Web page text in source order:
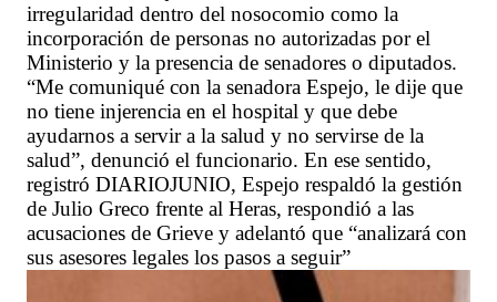
irregularidad dentro del nosocomio como la
incorporación de personas no autorizadas por el
Ministerio y la presencia de senadores o diputados.
“Me comuniqué con la senadora Espejo, le dije que
no tiene injerencia en el hospital y que debe
ayudarnos a servir a la salud y no servirse de la
salud”, denunció el funcionario. En ese sentido,
registró DIARIOJUNIO, Espejo respaldó la gestión
de Julio Greco frente al Heras, respondió a las
acusaciones de Grieve y adelantó que “analizará con
sus asesores legales los pasos a seguir”